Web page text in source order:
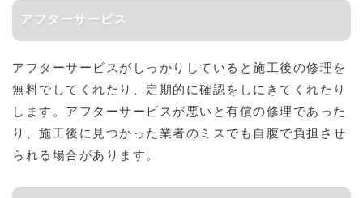
アフターサービス
アフターサービスがしっかりしていると施工後の修理を
無料でしてくれたり、定期的に確認をしにきてくれたり
します。アフターサービスが悪いと有償の修理であった
り、施工後に見つかった業者のミスでも自腹で負担させ
られる場合があります。